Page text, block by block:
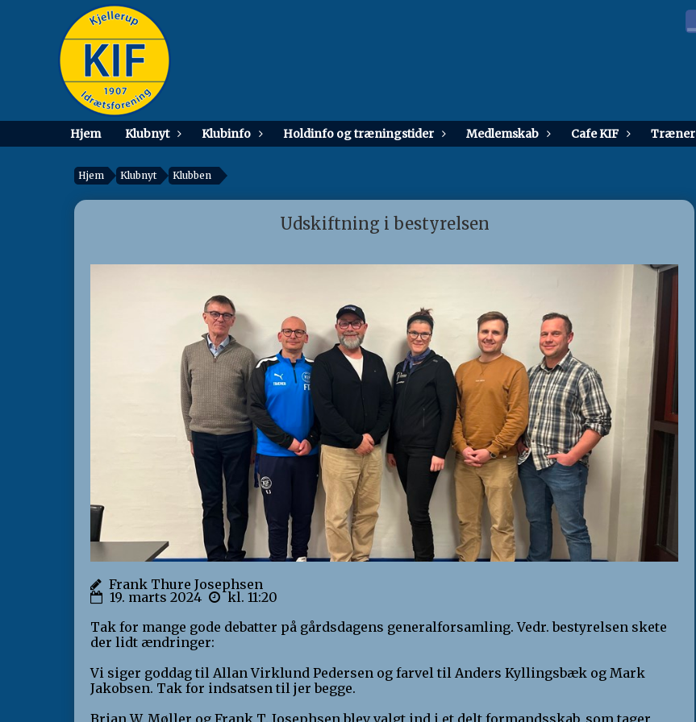
Hjem Klubnyt Klubinfo Holdinfo og træningstider Medlemskab Cafe KIF Træner
Hjem Klubnyt Klubben
Udskiftning i bestyrelsen
Frank Thure Josephsen
19. marts 2024
kl. 11:20
Tak for mange gode debatter på gårdsdagens generalforsamling. Vedr. bestyrelsen skete
der lidt ændringer:
Vi siger goddag til Allan Virklund Pedersen og farvel til Anders Kyllingsbæk og Mark
Jakobsen. Tak for indsatsen til jer begge.